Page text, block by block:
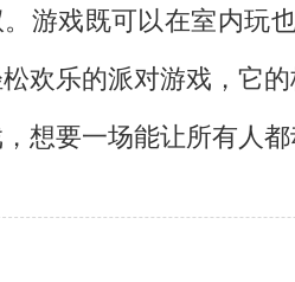
游戏既可以在室内玩
欢乐的派对游戏，它
想要一场能让所有人